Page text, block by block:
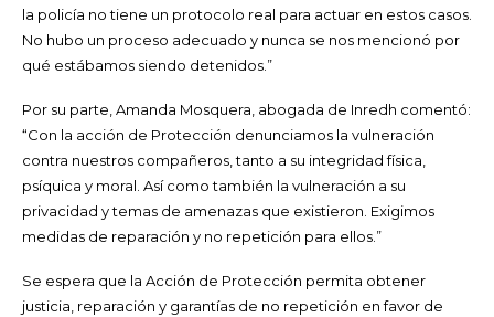
la policía no tiene un protocolo real para actuar en estos casos.
No hubo un proceso adecuado y nunca se nos mencionó por
qué estábamos siendo detenidos.”
Por su parte, Amanda Mosquera, abogada de Inredh comentó:
“Con la acción de Protección denunciamos la vulneración
contra nuestros compañeros, tanto a su integridad física,
psíquica y moral. Así como también la vulneración a su
privacidad y temas de amenazas que existieron. Exigimos
medidas de reparación y no repetición para ellos.”
Se espera que la Acción de Protección permita obtener
justicia, reparación y garantías de no repetición en favor de